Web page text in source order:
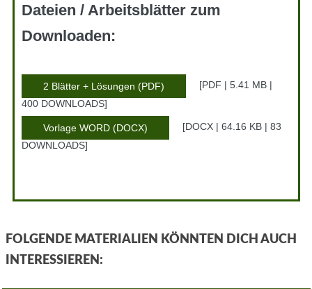
Dateien / Arbeitsblätter zum
Downloaden:
2 Blätter + Lösungen (PDF)
PDF | 5.41 MB |
400 DOWNLOADS
Vorlage WORD (DOCX)
DOCX | 64.16 KB | 83
DOWNLOADS
FOLGENDE MATERIALIEN KÖNNTEN DICH AUCH
INTERESSIEREN: